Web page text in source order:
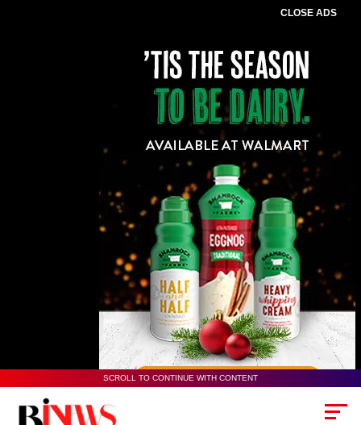
CLOSE ADS
SCROLL TO CONTINUE WITH CONTENT